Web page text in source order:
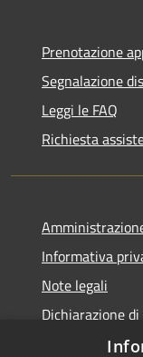
Prenotazione
Segnalazione
Leggi le FAQ
Richiesta
Informativa
Note legali
Dichiarazione